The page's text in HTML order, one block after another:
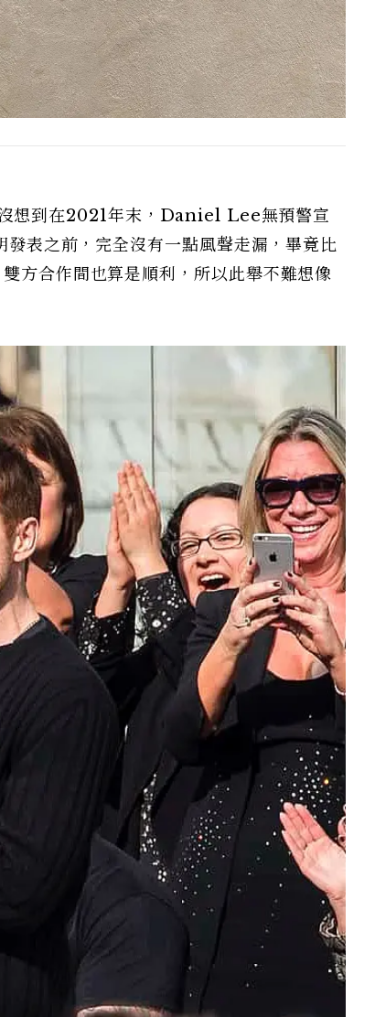
想到在2021年末，Daniel Lee無預警宣
表之前，完全沒有一點風聲走漏，畢竟比
合作間也算是順利，所以此舉不難想像